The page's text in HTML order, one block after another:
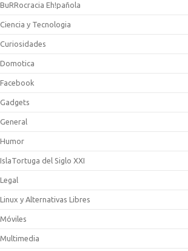
BuRRocracia Eh!pañola
Ciencia y Tecnologia
Curiosidades
Domotica
Facebook
Gadgets
General
Humor
IslaTortuga del Siglo XXI
Legal
Linux y Alternativas Libres
Móviles
Multimedia